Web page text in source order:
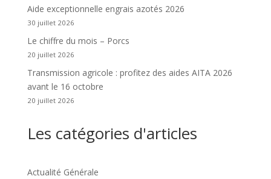
Aide exceptionnelle engrais azotés 2026
30 juillet 2026
Le chiffre du mois – Porcs
20 juillet 2026
Transmission agricole : profitez des aides AITA 2026
avant le 16 octobre
20 juillet 2026
Les catégories d'articles
Actualité Générale